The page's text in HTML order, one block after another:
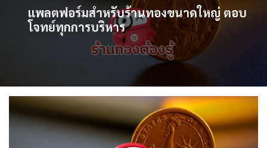
แพลตฟอร์มสำหรับร้านทองขนาดใหญ่ ตอบ
โจทย์ทุกการบริหาร